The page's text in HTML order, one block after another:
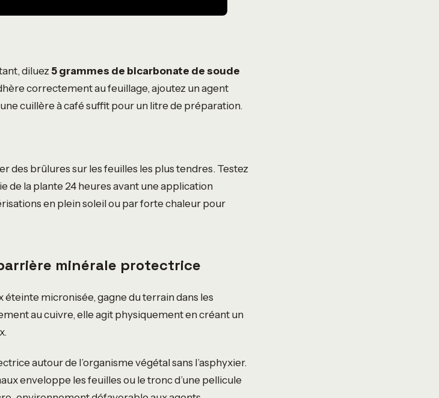
diluez5 grammes de bicarbonate de soude
correctement au feuillage, ajoutez un agent
cuillère à café suffit pour un litre de préparation.
des brûlures sur les feuilles les plus tendres. Testez
de la plante 24 heures avant une application
en plein soleil ou par forte chaleur pour
minérale protectrice
micronisée, gagne du terrain dans les
au cuivre, elle agit physiquement en créant un
autour de l’organisme végétal sans l’asphyxier.
enveloppe les feuilles ou le tronc d’une pellicule